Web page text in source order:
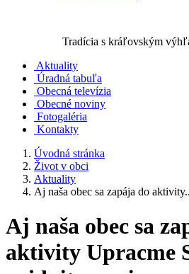
Tradícia s kráľovským
Aktuality
Úradná tabuľa
Obecná televízia
Obecné noviny
Fotogaléria
Kontakty
Úvodná stránka
Život v obci
Aktuality
Aj naša obec sa zapája do
Aj naša obec sa
aktivity Upracme